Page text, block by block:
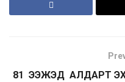
81 ЭЭЖЭД АЛДАРТ